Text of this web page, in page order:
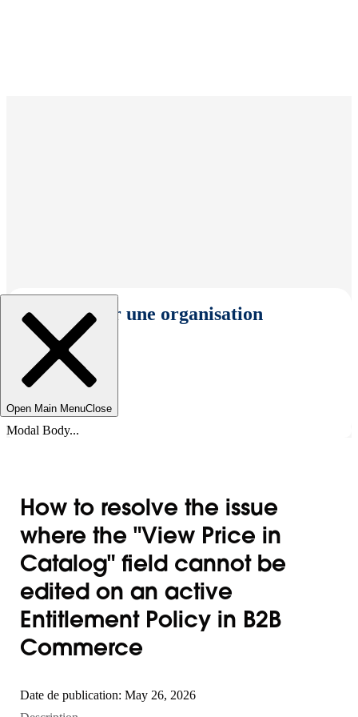
Sélectionner une organisation
Open Main MenuClose
Modal Body...
How to resolve the issue
where the "View Price in
Catalog" field cannot be
edited on an active
Entitlement Policy in B2B
Commerce
Date de publication: May 26, 2026